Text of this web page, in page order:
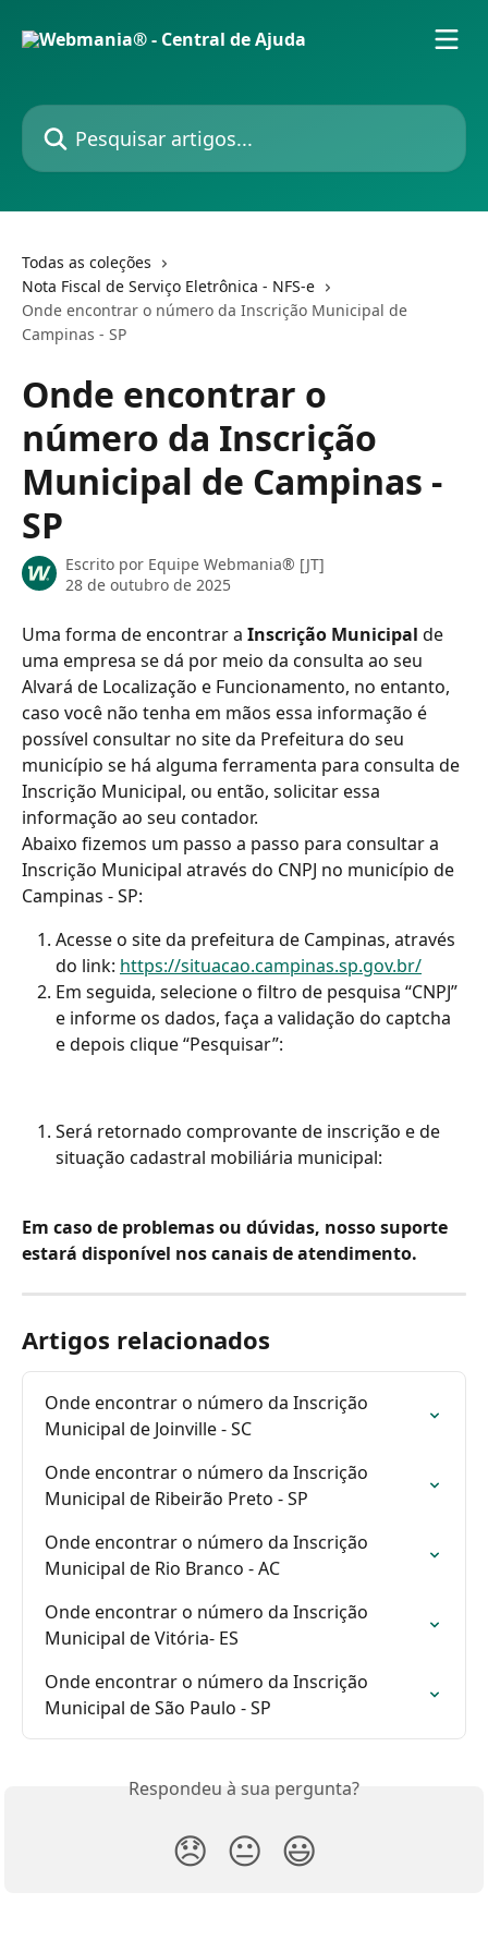
Pesquisar artigos...
Todas as coleções
Nota Fiscal de Serviço Eletrônica - NFS-e
Onde encontrar o número da Inscrição Municipal de
Campinas - SP
Onde encontrar o
número da Inscrição
Municipal de Campinas -
SP
Escrito por Equipe Webmania® [JT]
28 de outubro de 2025
Uma forma de encontrar a Inscrição Municipal de
uma empresa se dá por meio da consulta ao seu
Alvará de Localização e Funcionamento, no entanto,
caso você não tenha em mãos essa informação é
possível consultar no site da Prefeitura do seu
município se há alguma ferramenta para consulta de
Inscrição Municipal, ou então, solicitar essa
informação ao seu contador.
Abaixo fizemos um passo a passo para consultar a
Inscrição Municipal através do CNPJ no município de
Campinas - SP:
Acesse o site da prefeitura de Campinas, através
do link: https://situacao.campinas.sp.gov.br/
Em seguida, selecione o filtro de pesquisa “CNPJ”
e informe os dados, faça a validação do captcha
e depois clique “Pesquisar”:
Será retornado comprovante de inscrição e de
situação cadastral mobiliária municipal:
Em caso de problemas ou dúvidas, nosso suporte
estará disponível nos canais de atendimento.
Artigos relacionados
Onde encontrar o número da Inscrição
Municipal de Joinville - SC
Onde encontrar o número da Inscrição
Municipal de Ribeirão Preto - SP
Onde encontrar o número da Inscrição
Municipal de Rio Branco - AC
Onde encontrar o número da Inscrição
Municipal de Vitória- ES
Onde encontrar o número da Inscrição
Municipal de São Paulo - SP
Respondeu à sua pergunta?
😞 😐 😃